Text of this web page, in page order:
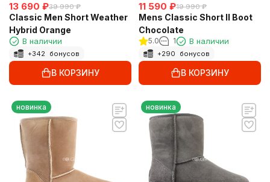
13 690 ₽39 990 ₽
Classic Men Short Weather
Hybrid Orange
В наличии
+342 бонусов
В КОРЗИНУ
11 590 ₽19 990 ₽
Mens Classic Short Il Boot
Chocolate
5.0 1 В наличии
+290 бонусов
В КОРЗИНУ
новинка новинка